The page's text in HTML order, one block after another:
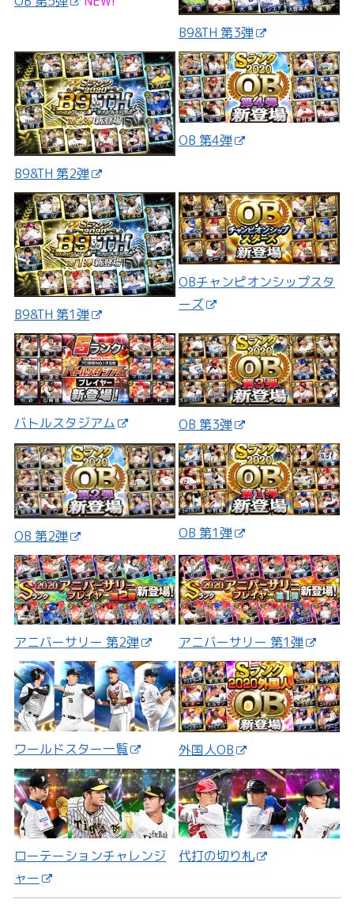
B9&TH 第3弾
B9&TH 第2弾
OB 第4弾
B9&TH 第1弾
OBチャンピオンシップスタ
ーズ
バトルスタジアム OB 第3弾
OB 第2弾 OB 第1弾
アニバーサリー 第2弾 アニバーサリー 第1弾
ワールドスター一覧 外国人OB
ローテーションチャレンジ
ャー
代打の切り札